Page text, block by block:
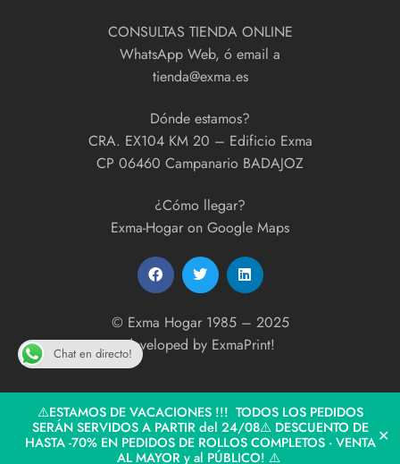
⚠️ESTAMOS DE VACACIONES !!! TODOS LOS PEDIDOS
SERÁN SERVIDOS A PARTIR del 24/08⚠️ DESCUENTO DE
HASTA -70% EN PEDIDOS DE ROLLOS COMPLETOS · VENTA
AL MAYOR y al PÚBLICO! ⚠️
✕
CONSULTAS TIENDA ONLINE
WhatsApp Web, ó email a
tienda@exma.es
Dónde estamos?
CRA. EX104 KM 20 – Edificio Exma
CP 06460 Campanario BADAJOZ
¿Cómo llegar?
Exma-Hogar on Google Maps
© Exma Hogar 1985 – 2025
developed by ExmaPrint!
Chat en directo!